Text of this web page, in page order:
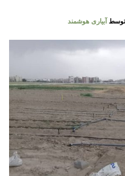
توسط آبیاری هوشمند